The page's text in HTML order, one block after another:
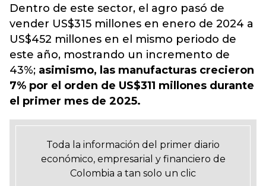
Dentro de este sector, el agro pasó de
vender US$315 millones en enero de 2024 a
US$452 millones en el mismo periodo de
este año, mostrando un incremento de
43%; asimismo, las manufacturas crecieron
7% por el orden de US$311 millones durante
el primer mes de 2025.
Toda la información del primer diario
económico, empresarial y financiero de
Colombia a tan solo un clic